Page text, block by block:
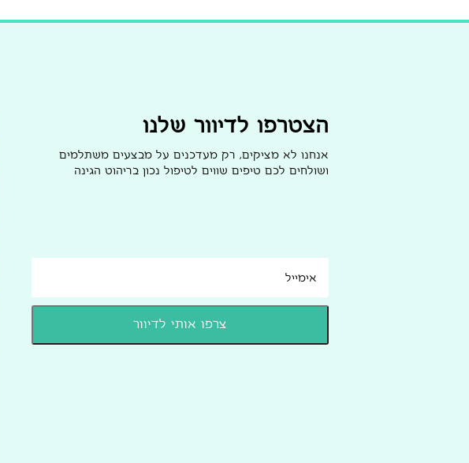
הצטרפו לדיוור שלנו
אנחנו לא מציקים, רק מעדכנים על מבצעים משתלמים
ושולחים לכם טיפים שווים לטיפול נכון בריהוט הגינה